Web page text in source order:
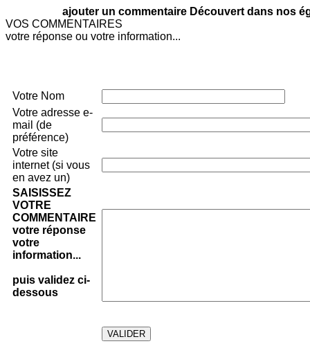
ajouter un commentaire Découvert dans nos
VOS COMMENTAIRES
votre réponse ou votre information...
Votre Nom
Votre adresse e-
mail (de
préférence)
Votre site
internet (si vous
en avez un)
SAISISSEZ
VOTRE
COMMENTAIRE
votre réponse
votre
information...
puis validez ci-
dessous